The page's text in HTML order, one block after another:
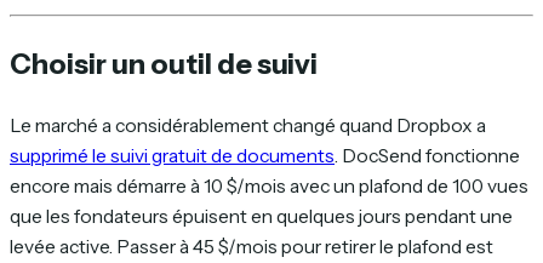
Choisir un outil de suivi
Le marché a considérablement changé quand Dropbox a
supprimé le suivi gratuit de documents. DocSend fonctionne
encore mais démarre à 10 $/mois avec un plafond de 100 vues
que les fondateurs épuisent en quelques jours pendant une
levée active. Passer à 45 $/mois pour retirer le plafond est